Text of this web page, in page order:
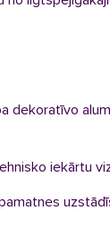
dekoratīvo
iekārtu